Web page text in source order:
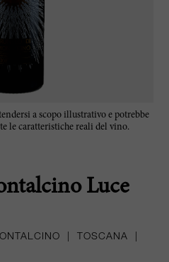
a scopo illustrativo e potrebbe
le caratteristiche reali del vino.
Luce
TOSCANA